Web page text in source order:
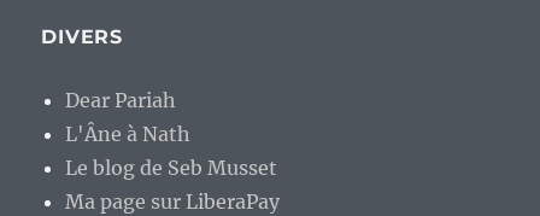
DIVERS
Dear Pariah
L'Âne à Nath
Le blog de Seb Musset
Ma page sur LiberaPay